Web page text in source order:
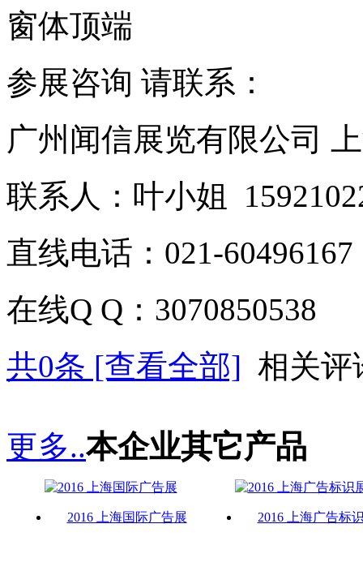
窗体顶端
参展咨询 请联系：
广州闻信展览有限公司
联系人：叶小姐
直线电话：021-60496167
在线Q Q：3070850538
共0条 [查看全部] 相关评
更多..本企业其它产品
2016 上海国际广告展 2016 上海广告标